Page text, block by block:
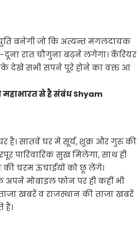
बनेगी जो कि अत्यन्त मंगलदायक
रात चौगुना बढ़ने लगेगा। कॅरियर
देखे सभी सपने पूरे होने का वक्त आ
महाभारत से है संबंध Shyam
है। सातवें घर में सूर्य, शुक्र और गुरु की
पारिवारिक सुख मिलेगा, साथ ही
चरम ऊंचाईयों को छू लेंगे।
मोबाइल फोन पर ही कहीं भी
खबरें व राजस्थान की ताजा खबरें